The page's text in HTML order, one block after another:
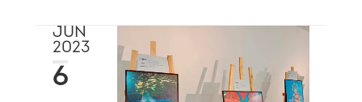
JUN
2023
6